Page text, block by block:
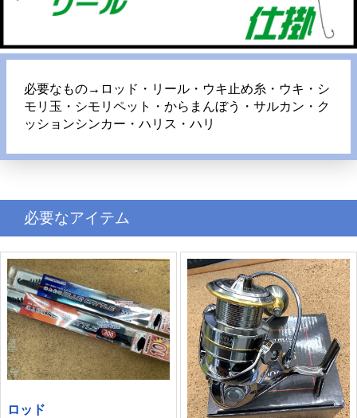
必要なもの→ロッド・リール・ウキ止め糸・ウキ・シ
モリ玉・シモリペット・からまんぼう・サルカン・ク
ッションシンカー・ハリス・ハリ
必要なアイテム
ロッド